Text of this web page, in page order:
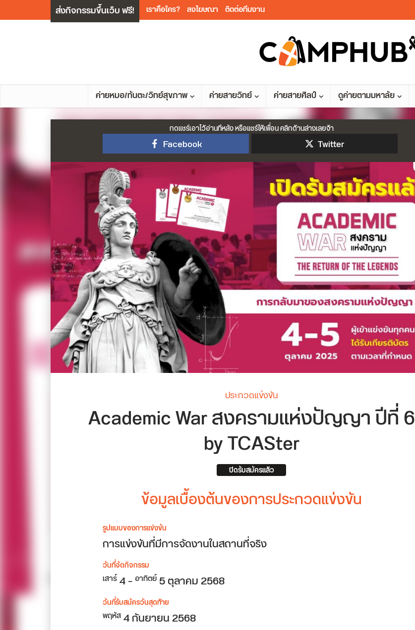
ส่งกิจกรรมขึ้นเว็บ ฟรี! เราคือใคร? ลงโฆษณา ติดต่อทีมงาน
ค่ายหมอ/ทันตะ/วิทย์สุขภาพ ค่ายสายวิทย์ ค่ายสายศิลป์ ดูค่ายตามมหาลัย
กดแชร์เอาไว้อ่านทีหลัง หรือแชร์ให้เพื่อน คลิกด้านล่างเลยจ้า
Facebook Twitter
ประกวดแข่งขัน
Academic War สงครามแห่งปัญญา ปีที่ 6
by TCASter
ปิดรับสมัครแล้ว
ข้อมูลเบื้องต้นของการประกวดแข่งขัน
รูปแบบของการแข่งขัน
การแข่งขันที่มีการจัดงานในสถานที่จริง
วันที่จัดกิจกรรม
เสาร์4 –อาทิตย์5 ตุลาคม 2568
วันที่รับสมัครวันสุดท้าย
พฤหัส4 กันยายน 2568